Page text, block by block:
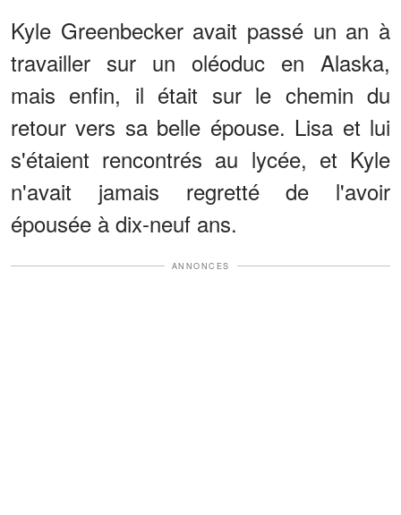
Kyle Greenbecker avait passé un an à
travailler sur un oléoduc en Alaska,
mais enfin, il était sur le chemin du
retour vers sa belle épouse. Lisa et lui
s'étaient rencontrés au lycée, et Kyle
n'avait jamais regretté de l'avoir
épousée à dix-neuf ans.
ANNONCES